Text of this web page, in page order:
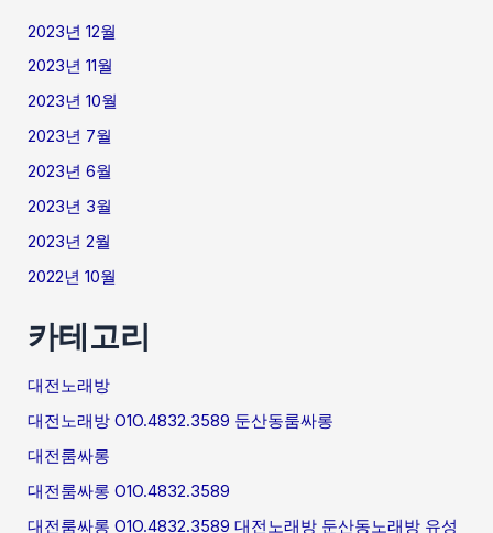
2023년 12월
2023년 11월
2023년 10월
2023년 7월
2023년 6월
2023년 3월
2023년 2월
2022년 10월
카테고리
대전노래방
대전노래방 O1O.4832.3589 둔산동룸싸롱
대전룸싸롱
대전룸싸롱 O1O.4832.3589
대전룸싸롱 O1O.4832.3589 대전노래방 둔산동노래방 유성